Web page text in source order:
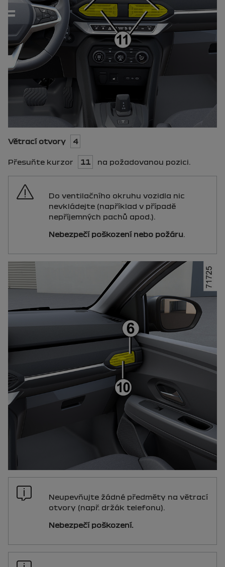
Větrací otvory 4
Přesuňte kurzor 11 na požadovanou pozici.
Do ventilačního okruhu vozidla nic
nevkládejte (například v případě
nepříjemných pachů apod.).
Nebezpečí poškození nebo požáru.
Neupevňujte žádné předměty na větrací
otvory (např. držák telefonu).
Nebezpečí poškození.